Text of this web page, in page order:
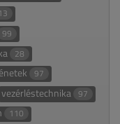
13
99
28
97
vezérléstechnika 97
110